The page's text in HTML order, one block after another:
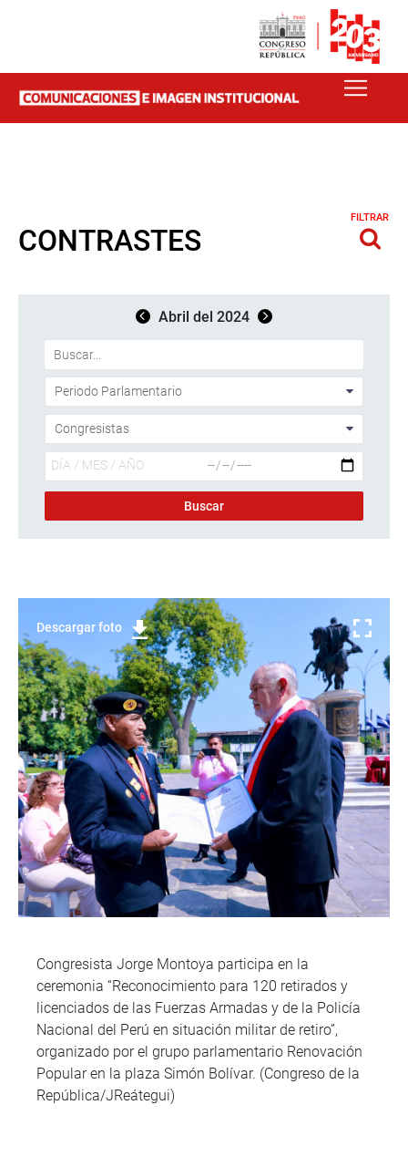
CONTRASTES
FILTRAR
Abril del 2024
Descargar foto
Congresista Jorge Montoya participa en la
ceremonia “Reconocimiento para 120 retirados y
licenciados de las Fuerzas Armadas y de la Policía
Nacional del Perú en situación militar de retiro”,
organizado por el grupo parlamentario Renovación
Popular en la plaza Simón Bolívar. (Congreso de la
República/JReátegui)